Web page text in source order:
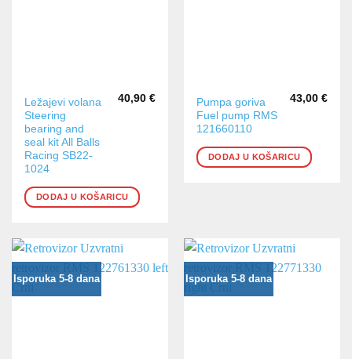
Ležajevi volana
Steering
bearing and
seal kit All Balls
Racing SB22-
1024
40,90 €
DODAJ U KOŠARICU
Pumpa goriva
Fuel pump RMS
121660110
43,00 €
DODAJ U KOŠARICU
Isporuka 5-8 dana Isporuka 5-8 dana